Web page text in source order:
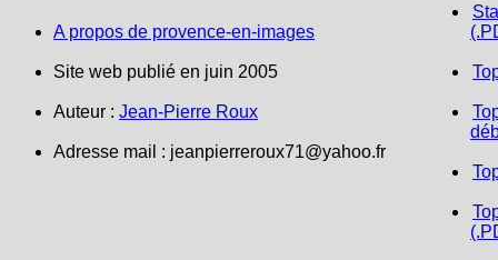
A propos de provence-en-images
Site web publié en juin 2005
Auteur : Jean-Pierre Roux
Adresse mail : jeanpierreroux71@yahoo.fr